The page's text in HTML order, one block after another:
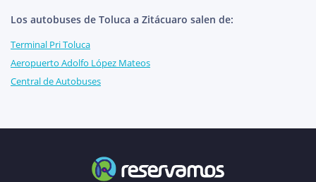
Los autobuses de Toluca a Zitácuaro salen de:
Terminal Pri Toluca
Aeropuerto Adolfo López Mateos
Central de Autobuses